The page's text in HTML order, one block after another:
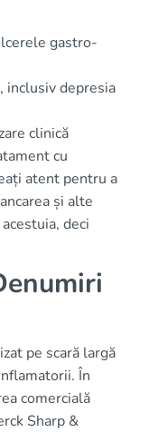
gastro-
inclusiv depresia
clinică
cu
atent pentru a
și alte
deci
pe scară largă
În
comercială
Sharp &